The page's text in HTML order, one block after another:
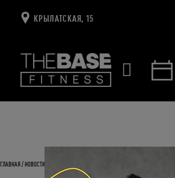
КРЫЛАТСКАЯ, 15
ГЛАВНАЯ НОВОСТИ И СОБЫТИЯ